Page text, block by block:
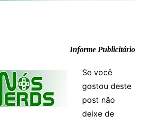
Informe Publicitário
Se você
gostou deste
post não
deixe de